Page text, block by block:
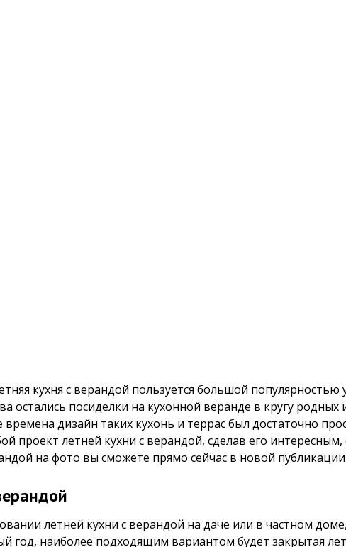
кухня с верандой пользуется большой
остались посиделки на кухонной веранде в кругу
дизайн таких кухонь и террас был достаточно
проект летней кухни с верандой, сделав его
на фото вы сможете прямо сейчас в новой
летней кухни с верандой на даче или в частном
год, наиболее подходящим вариантом будет закрытая